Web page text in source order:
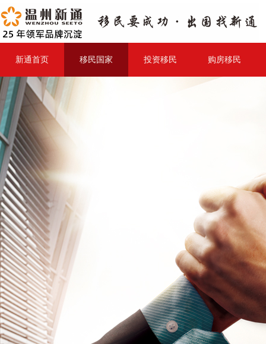
新通首页 移民国家 投资移民 购房移民